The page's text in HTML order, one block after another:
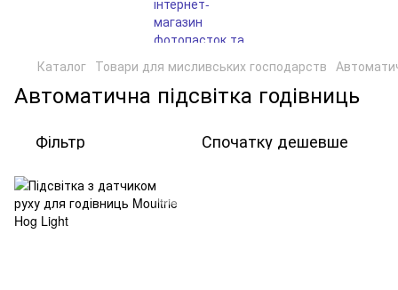
Каталог Товари для мисливських господарств
Автоматична підсвітка годівниць
Фільтр Спочатку дешевше